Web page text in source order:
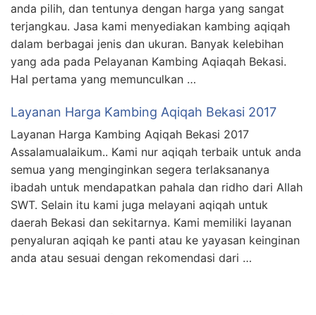
anda pilih, dan tentunya dengan harga yang sangat
terjangkau. Jasa kami menyediakan kambing aqiqah
dalam berbagai jenis dan ukuran. Banyak kelebihan
yang ada pada Pelayanan Kambing Aqiaqah Bekasi.
Hal pertama yang memunculkan …
Layanan Harga Kambing Aqiqah Bekasi 2017
Layanan Harga Kambing Aqiqah Bekasi 2017
Assalamualaikum.. Kami nur aqiqah terbaik untuk anda
semua yang menginginkan segera terlaksananya
ibadah untuk mendapatkan pahala dan ridho dari Allah
SWT. Selain itu kami juga melayani aqiqah untuk
daerah Bekasi dan sekitarnya. Kami memiliki layanan
penyaluran aqiqah ke panti atau ke yayasan keinginan
anda atau sesuai dengan rekomendasi dari …